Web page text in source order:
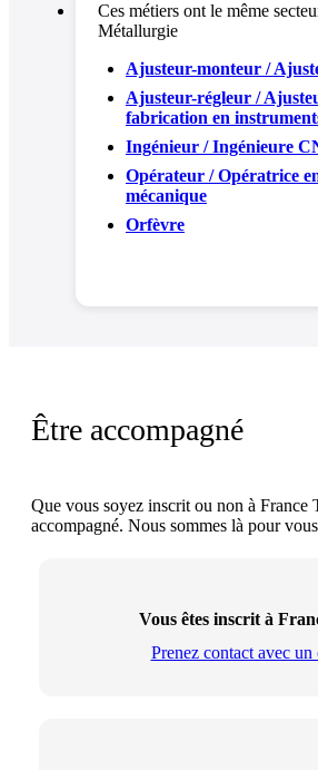
Ces métiers ont le même
Métallurgie
Ajusteur-monteur /
Ajusteur-régleur /
fabrication en
Ingénieur / Ingénieure
Opérateur / Opératrice
mécanique
Orfèvre
Être accompagné
Que vous soyez inscrit ou non à France
accompagné. Nous sommes là pour
Vous êtes inscrit à
Prenez contact avec un